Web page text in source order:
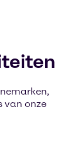
van onze